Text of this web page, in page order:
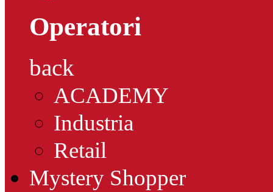
Operatori
back
ACADEMY
Industria
Retail
Mystery Shopper